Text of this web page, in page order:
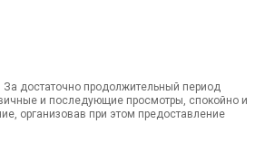
За достаточно продолжительный период
и последующие просмотры, спокойно и
организовав при этом предоставление